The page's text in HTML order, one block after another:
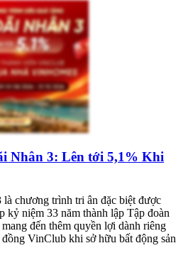
Nhân 3: Lên tới 5,1% Khi
là chương trình tri ân đặc biệt được
kỷ niệm 33 năm thành lập Tập đoàn
đến thêm quyền lợi dành riêng
VinClub khi sở hữu bất động sản